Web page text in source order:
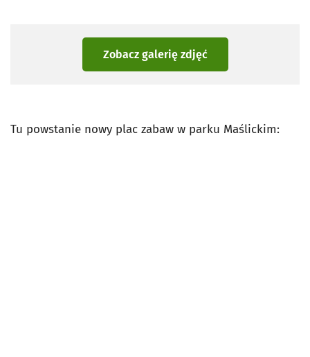
Zobacz galerię zdjęć
Tu powstanie nowy plac zabaw w parku Maślickim: